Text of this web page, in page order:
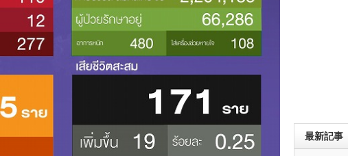
最新記事